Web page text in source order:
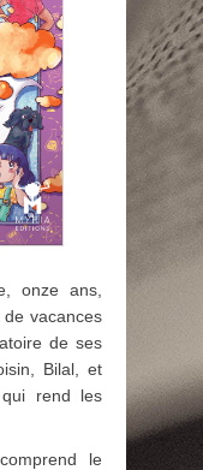
onze ans,
de vacances
de ses
Bilal, et
rend les
le